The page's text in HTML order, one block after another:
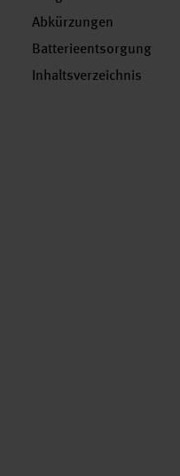
Abkürzungen
Batterieentsorgung
Inhaltsverzeichnis